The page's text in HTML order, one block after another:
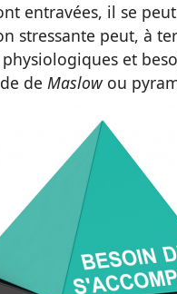
entravées, il se
stressante peut, à
et
de Maslowou